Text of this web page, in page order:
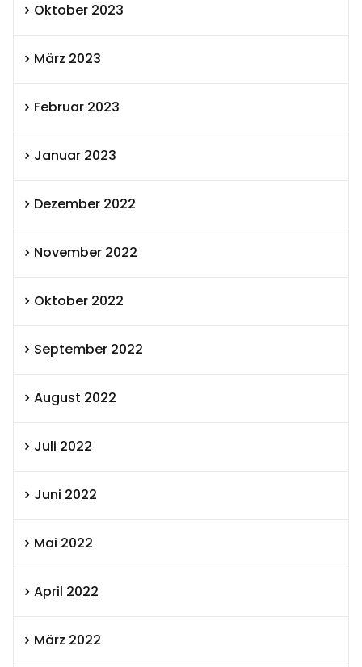
Oktober 2023
März 2023
Februar 2023
Januar 2023
Dezember 2022
November 2022
Oktober 2022
September 2022
August 2022
Juli 2022
Juni 2022
Mai 2022
April 2022
März 2022